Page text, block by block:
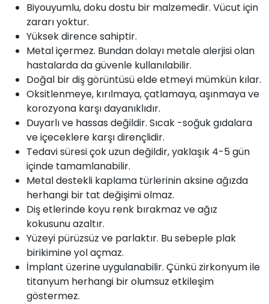
Biyouyumlu, doku dostu bir malzemedir. Vücut için
zararı yoktur.
Yüksek dirence sahiptir.
Metal içermez. Bundan dolayı metale alerjisi olan
hastalarda da güvenle kullanılabilir.
Doğal bir diş görüntüsü elde etmeyi mümkün kılar.
Oksitlenmeye, kırılmaya, çatlamaya, aşınmaya ve
korozyona karşı dayanıklıdır.
Duyarlı ve hassas değildir. Sıcak -soğuk gıdalara
ve içeceklere karşı dirençlidir.
Tedavi süresi çok uzun değildir, yaklaşık 4-5 gün
içinde tamamlanabilir.
Metal destekli kaplama türlerinin aksine ağızda
herhangi bir tat değişimi olmaz.
Diş etlerinde koyu renk bırakmaz ve ağız
kokusunu azaltır.
Yüzeyi pürüzsüz ve parlaktır. Bu sebeple plak
birikimine yol açmaz.
İmplant üzerine uygulanabilir. Çünkü zirkonyum ile
titanyum herhangi bir olumsuz etkileşim
göstermez.